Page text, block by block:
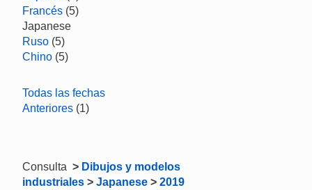
Francés (5)
Japanese
Ruso (5)
Chino (5)
Todas las fechas
Anteriores (1)
Consulta > Dibujos y modelos
industriales > Japanese > 2019